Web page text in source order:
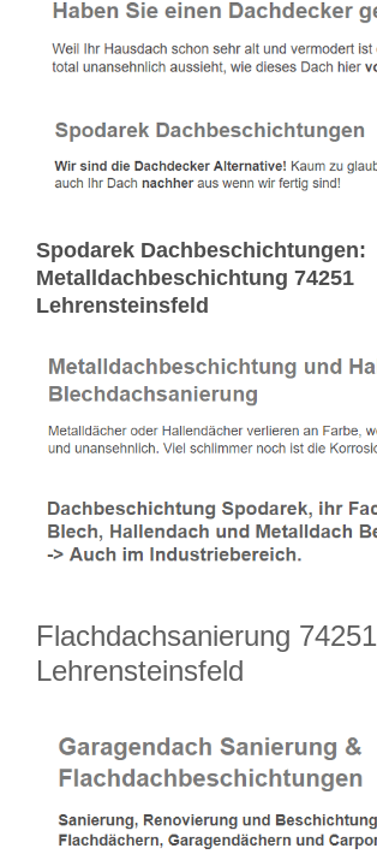
Spodarek Dachbeschichtungen:
Metalldachbeschichtung 74251
Lehrensteinsfeld
Flachdachsanierung 74251
Lehrensteinsfeld